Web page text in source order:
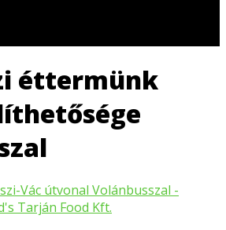
éttermünk